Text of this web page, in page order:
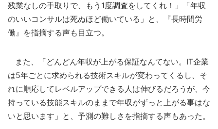
残業なしの手取りで、もう1度調査をしてくれ！」「年収
のいいコンサルは死ぬほど働いている」と、『長時間労
働』を指摘する声も目立つ。
また、「どんどん年収が上がる保証なんてない。IT企業
は5年ごとに求められる技術スキルが変わってくるし、そ
れに順応してレベルアップできる人は伸びるだろうが、今
持っている技能スキルのままで年収がずっと上がる事はな
いと思います」と、予測の難しさを指摘する声もあった。